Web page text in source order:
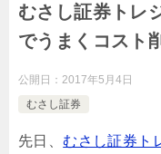
むさし証券トレ
でうまくコスト
公開日： 2017年5月4日
むさし証券
先日、むさし証券ト